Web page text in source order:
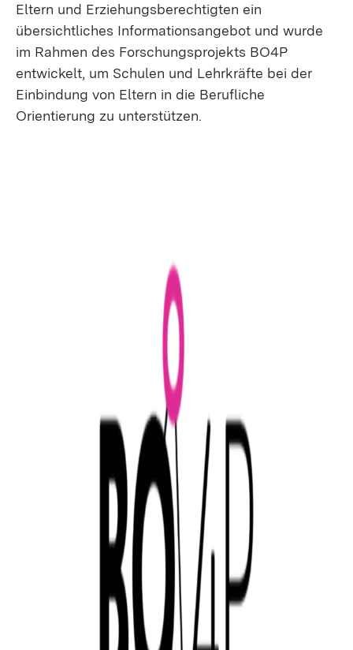
Eltern und Erziehungsberechtigten ein
übersichtliches Informationsangebot und wurde
im Rahmen des Forschungsprojekts BO4P
entwickelt, um Schulen und Lehrkräfte bei der
Einbindung von Eltern in die Berufliche
Orientierung zu unterstützen.